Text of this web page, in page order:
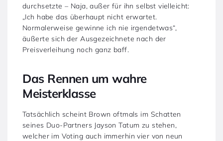
durchsetzte – Naja, außer für ihn selbst vielleicht:
„Ich habe das überhaupt nicht erwartet.
Normalerweise gewinne ich nie irgendetwas“,
äußerte sich der Ausgezeichnete nach der
Preisverleihung noch ganz baff.
Das Rennen um wahre
Meisterklasse
Tatsächlich scheint Brown oftmals im Schatten
seines Duo-Partners Jayson Tatum zu stehen,
welcher im Voting auch immerhin vier von neun